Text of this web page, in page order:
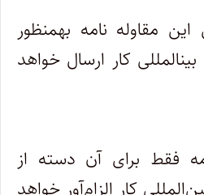
مقاوله ­نامه به­منظور
کار ارسال خواهد
فقط برای آن دسته از
کار الزام‌آور خواهد